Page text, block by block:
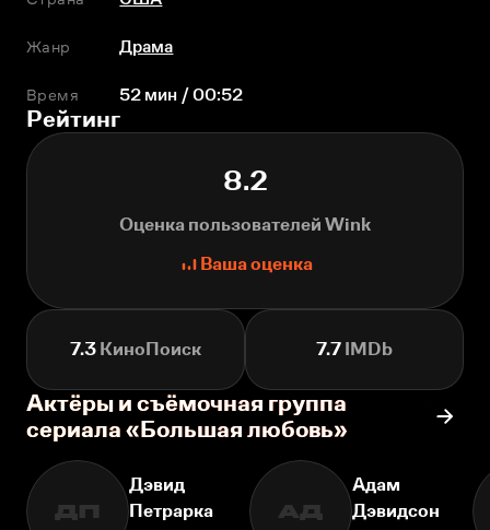
Жанр Драма
Время 52 мин / 00:52
Рейтинг
8.2
Оценка пользователей Wink
Ваша оценка
7.3 КиноПоиск 7.7 IMDb
Актёры и съёмочная группа
сериала «Большая любовь»
ДП
Дэвид
Петрарка
АД
Адам
Дэвидсон